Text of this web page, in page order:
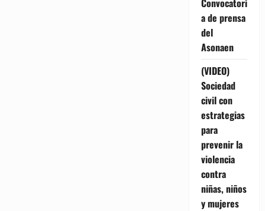
Convocatori
a de prensa
del
Asonaen
(VIDEO)
Sociedad
civil con
estrategias
para
prevenir la
violencia
contra
niñas, niños
y mujeres